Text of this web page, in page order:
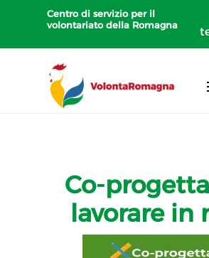
Centro di servizio per il
volontariato della Romagna
Co-
lavorare in